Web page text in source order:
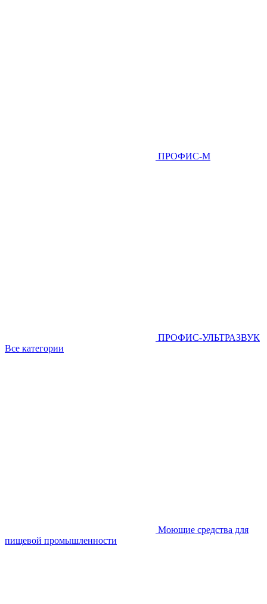
ПРОФИС-М
ПРОФИС-УЛЬТРАЗВУК
Все категории
Моющие средства для
пищевой промышленности